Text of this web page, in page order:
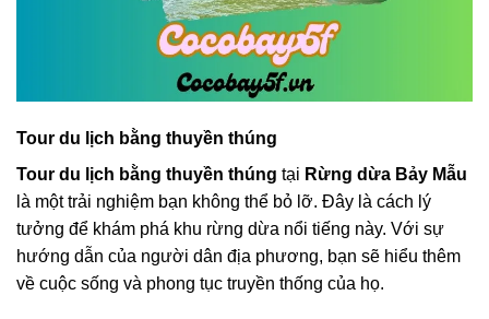
Tour du lịch bằng thuyền thúng
Tour du lịch bằng thuyền thúng tại Rừng dừa Bảy Mẫu
là một trải nghiệm bạn không thể bỏ lỡ. Đây là cách lý
tưởng để khám phá khu rừng dừa nổi tiếng này. Với sự
hướng dẫn của người dân địa phương, bạn sẽ hiểu thêm
về cuộc sống và phong tục truyền thống của họ.